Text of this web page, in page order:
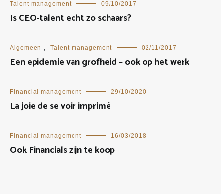
Talent management 09/10/2017
Is CEO-talent echt zo schaars?
Algemeen , Talent management 02/11/2017
Een epidemie van grofheid – ook op het werk
Financial management 29/10/2020
La joie de se voir imprimé
Financial management 16/03/2018
Ook Financials zijn te koop